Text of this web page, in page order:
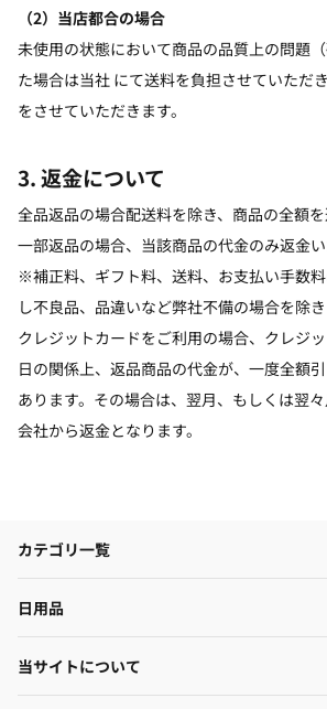
（2）当店都合の場合
未使用の状態において商品の品質上の問題
た場合は当社 にて送料を負担させていただ
をさせていただきます。
3. 返金について
全品返品の場合配送料を除き、商品の全額を
一部返品の場合、当該商品の代金のみ返金い
※補正料、ギフト料、送料、お支払い手数
し不良品、品違いなど弊社不備の場合を除き
クレジットカードをご利用の場合、クレジ
日の関係上、返品商品の代金が、一度全額
あります。その場合は、翌月、もしくは翌
会社から返金となります。
カテゴリ一覧
日用品
当サイトについて